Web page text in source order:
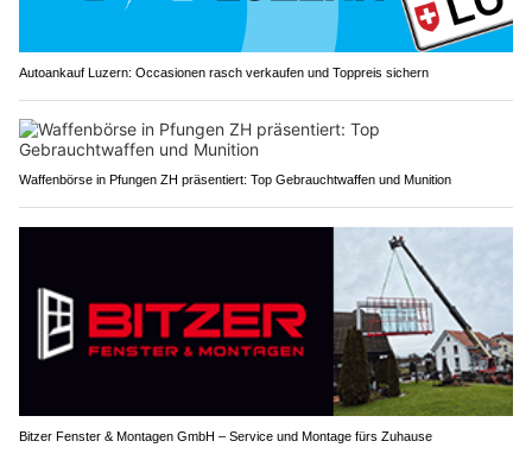
Autoankauf Luzern: Occasionen rasch verkaufen und Toppreis sichern
Waffenbörse in Pfungen ZH präsentiert: Top Gebrauchtwaffen und Munition
Bitzer Fenster & Montagen GmbH – Service und Montage fürs Zuhause